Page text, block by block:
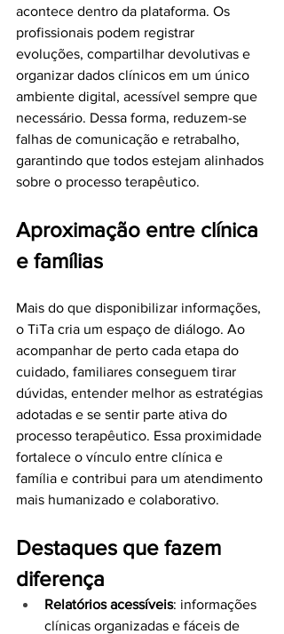
acontece dentro da plataforma. Os
profissionais podem registrar
evoluções, compartilhar devolutivas e
organizar dados clínicos em um único
ambiente digital, acessível sempre que
necessário. Dessa forma, reduzem-se
falhas de comunicação e retrabalho,
garantindo que todos estejam alinhados
sobre o processo terapêutico.
Aproximação entre clínica
e famílias
Mais do que disponibilizar informações,
o TiTa cria um espaço de diálogo. Ao
acompanhar de perto cada etapa do
cuidado, familiares conseguem tirar
dúvidas, entender melhor as estratégias
adotadas e se sentir parte ativa do
processo terapêutico. Essa proximidade
fortalece o vínculo entre clínica e
família e contribui para um atendimento
mais humanizado e colaborativo.
Destaques que fazem
diferença
Relatórios acessíveis: informações
clínicas organizadas e fáceis de